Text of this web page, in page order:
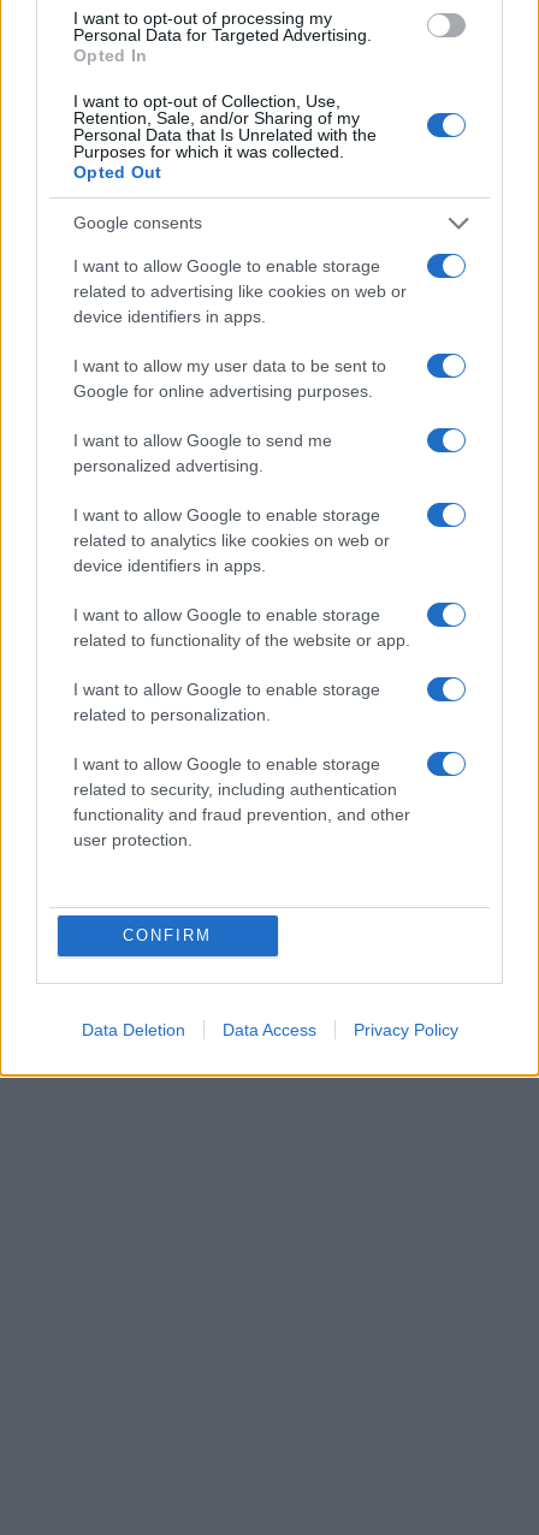
I want to opt-out of processing my
Personal Data for Targeted Advertising.
Opted In
I want to opt-out of Collection, Use,
Retention, Sale, and/or Sharing of my
Personal Data that Is Unrelated with the
Purposes for which it was collected.
Opted Out
Google consents
I want to allow Google to enable storage
related to advertising like cookies on web or
device identifiers in apps.
I want to allow my user data to be sent to
Google for online advertising purposes.
I want to allow Google to send me
personalized advertising.
I want to allow Google to enable storage
related to analytics like cookies on web or
device identifiers in apps.
I want to allow Google to enable storage
related to functionality of the website or app.
I want to allow Google to enable storage
related to personalization.
I want to allow Google to enable storage
related to security, including authentication
functionality and fraud prevention, and other
user protection.
CONFIRM
Data Deletion Data Access Privacy Policy
ΕΛΛΑΔΑ
16/11/2017 - 12:26
Οι οδηγίες της Τροχαίας στους οδηγούς
για περιπτώσεις ακραίων καιρικών
φαινομένων
Η Τροχαία προειδοποιεί πως να οδηγούμε εν
μέσω σφοδρής κακοκαιρίας